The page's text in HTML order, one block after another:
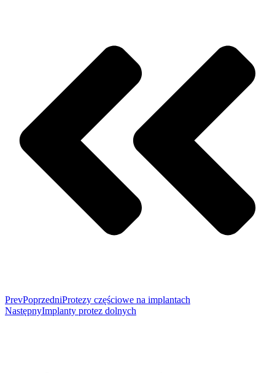
PrevPoprzedniProtezy częściowe na implantach
NastępnyImplanty protez dolnych